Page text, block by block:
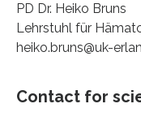
PD Dr. Heiko Bruns
Lehrstuhl für
heiko.bruns@uk-
Contact for